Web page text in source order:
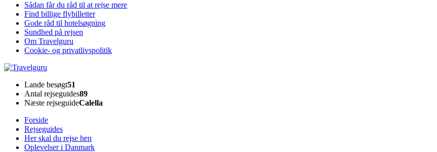
Sådan får du råd til at rejse mere
Find billige flybilletter
Gode råd til hotelsøgning
Sundhed på rejsen
Om Travelguru
Cookie- og privatlivspolitik
TravelguruLande besøgt51
Antal rejseguides89
Næste rejseguideCalella
Forside
Rejseguides
Her skal du rejse hen
Oplevelser i Danmark